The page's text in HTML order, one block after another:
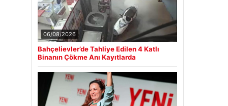
06/08/2026
Bahçelievler’de Tahliye Edilen 4 Katlı
Binanın Çökme Anı Kayıtlarda